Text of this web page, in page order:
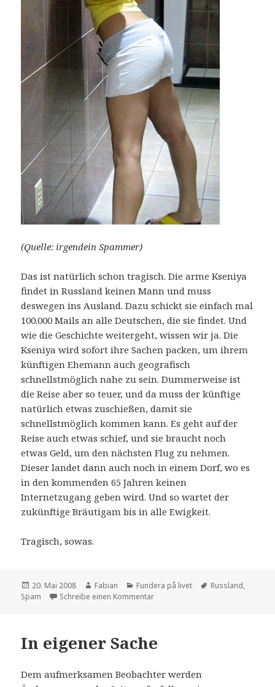
(Quelle: irgendein Spammer)
Das ist natürlich schon tragisch. Die arme Kseniya
findet in Russland keinen Mann und muss
deswegen ins Ausland. Dazu schickt sie einfach mal
100.000 Mails an alle Deutschen, die sie findet. Und
wie die Geschichte weitergeht, wissen wir ja. Die
Kseniya wird sofort ihre Sachen packen, um ihrem
künftigen Ehemann auch geografisch
schnellstmöglich nahe zu sein. Dummerweise ist
die Reise aber so teuer, und da muss der künftige
natürlich etwas zuschießen, damit sie
schnellstmöglich kommen kann. Es geht auf der
Reise auch etwas schief, und sie braucht noch
etwas Geld, um den nächsten Flug zu nehmen.
Dieser landet dann auch noch in einem Dorf, wo es
in den kommenden 65 Jahren keinen
Internetzugang geben wird. Und so wartet der
zukünftige Bräutigam bis in alle Ewigkeit.
Tragisch, sowas.
Veröffentlicht
am
20. Mai 2008 Autor
Fabian Kategorien
Fundera på livet Schlagwörter
Russland,
Spam
Schreibe einen Kommentarzu Einfach mal ein Bild mitschicken
In eigener Sache
Dem aufmerksamen Beobachter werden